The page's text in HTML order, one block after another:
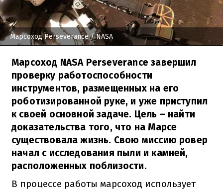
Марсоход Perseverance/ NASA
Марсоход NASA Perseverance завершил
проверку работоспособности
инструментов, размещенных на его
роботизированной руке, и уже приступил
к своей основной задаче. Цель – найти
доказательства того, что на Марсе
существовала жизнь. Свою миссию ровер
начал с исследования пыли и камней,
расположенных поблизости.
В процессе работы марсоход использует